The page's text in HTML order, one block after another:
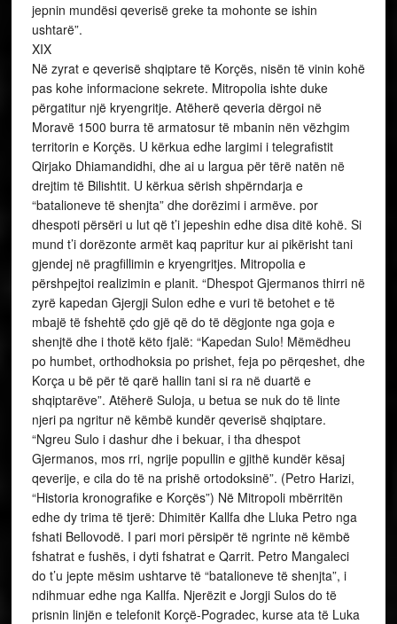
jepnin mundësi qeverisë greke ta mohonte se ishin
ushtarë”.
XIX
Në zyrat e qeverisë shqiptare të Korçës, nisën të vinin kohë
pas kohe informacione sekrete. Mitropolia ishte duke
përgatitur një kryengritje. Atëherë qeveria dërgoi në
Moravë 1500 burra të armatosur të mbanin nën vëzhgim
territorin e Korçës. U kërkua edhe largimi i telegrafistit
Qirjako Dhiamandidhi, dhe ai u largua për tërë natën në
drejtim të Bilishtit. U kërkua sërish shpërndarja e
“batalioneve të shenjta” dhe dorëzimi i armëve. por
dhespoti përsëri u lut që t’i jepeshin edhe disa ditë kohë. Si
mund t’i dorëzonte armët kaq papritur kur ai pikërisht tani
gjendej në pragfillimin e kryengritjes. Mitropolia e
përshpejtoi realizimin e planit. “Dhespot Gjermanos thirri në
zyrë kapedan Gjergji Sulon edhe e vuri të betohet e të
mbajë të fshehtë çdo gjë që do të dëgjonte nga goja e
shenjtë dhe i thotë këto fjalë: “Kapedan Sulo! Mëmëdheu
po humbet, orthodhoksia po prishet, feja po përqeshet, dhe
Korça u bë për të qarë hallin tani si ra në duartë e
shqiptarëve”. Atëherë Suloja, u betua se nuk do të linte
njeri pa ngritur në këmbë kundër qeverisë shqiptare.
“Ngreu Sulo i dashur dhe i bekuar, i tha dhespot
Gjermanos, mos rri, ngrije popullin e gjithë kundër kësaj
qeverije, e cila do të na prishë ortodoksinë”. (Petro Harizi,
“Historia kronografike e Korçës”) Në Mitropoli mbërritën
edhe dy trima të tjerë: Dhimitër Kallfa dhe Lluka Petro nga
fshati Bellovodë. I pari mori përsipër të ngrinte në këmbë
fshatrat e fushës, i dyti fshatrat e Qarrit. Petro Mangaleci
do t’u jepte mësim ushtarve të “batalioneve të shenjta”, i
ndihmuar edhe nga Kallfa. Njerëzit e Jorgji Sulos do të
prisnin linjën e telefonit Korçë-Pogradec, kurse ata të Luka